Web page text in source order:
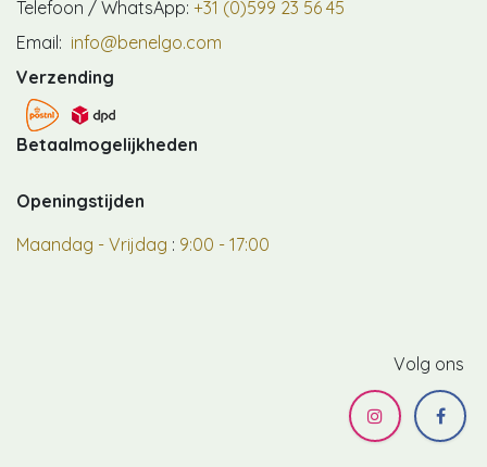
Telefoon / WhatsApp: +31 (0)599 23 56 45
Email: info@benelgo.com
Verzending
Betaalmogelijkheden
Openingstijden
Maandag - Vrijdag : 9:00 - 17:00
Volg ons